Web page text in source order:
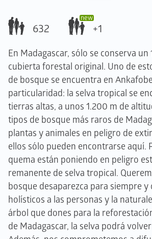
En Madagascar, sólo se conserva un
cubierta forestal original. Uno de
de bosque se encuentra en
particularidad: la selva tropical se
tierras altas, a unos 1.200 m de
tipos de bosque más raros de
plantas y animales en peligro de
ellos sólo pueden encontrarse aquí.
quema están poniendo en peligro
remanente de selva tropical.
bosque desaparezca para siempre
holísticos a las personas y la
árbol que dones para la
de Madagascar, la selva podrá
632 +1